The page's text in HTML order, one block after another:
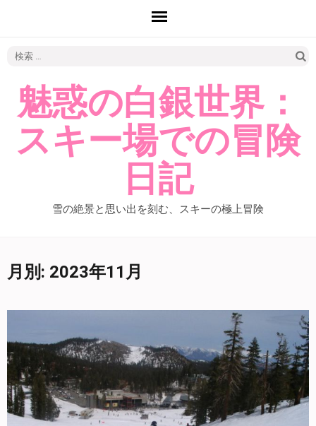
魅惑の白銀世界：
スキー場での冒険
日記
雪の絶景と思い出を刻む、スキーの極上冒険
月別: 2023年11月